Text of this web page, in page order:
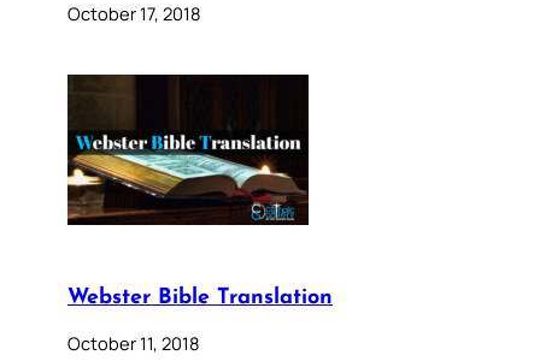
October 17, 2018
Webster Bible Translation
October 11, 2018